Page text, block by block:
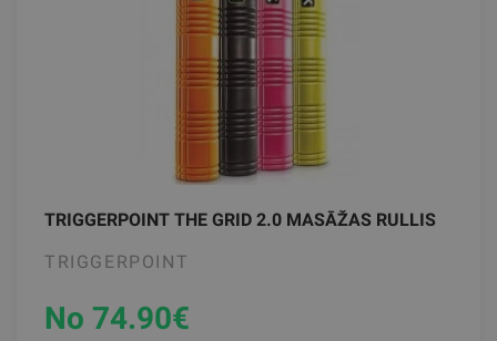
TRIGGERPOINT THE GRID 2.0 MASĀŽAS RULLIS
TRIGGERPOINT
No 74.90€